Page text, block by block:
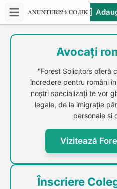
Avocați
"Forest Solicitors oferă
încredere pentru români
noștri specializați te vor
legale, de la imigrație
personale și
Vizitează
Înscriere